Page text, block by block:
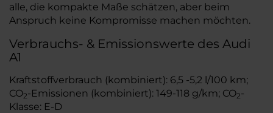
alle, die kompakte Maße schätzen, aber beim
Anspruch keine Kompromisse machen möchten.
Verbrauchs- & Emissionswerte des Audi
A1
Kraftstoffverbrauch (kombiniert): 6,5 -5,2 l/100 km;
CO2-Emissionen (kombiniert): 149-118 g/km; CO2-
Klasse: E-D